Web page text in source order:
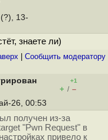
(?), 13-
знаете ли)
Cообщить модератору
+1
+ / –
26, 00:53
получен из-за
"Pwn Request" в
привело к